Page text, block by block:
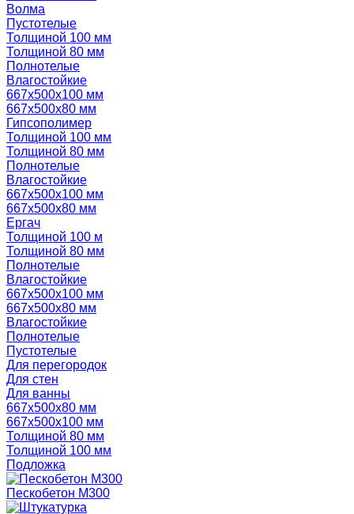
Волма
Пустотелые
Толщиной 100 мм
Толщиной 80 мм
Полнотелые
Влагостойкие
667х500х100 мм
667х500х80 мм
Гипсополимер
Толщиной 100 мм
Толщиной 80 мм
Полнотелые
Влагостойкие
667х500х100 мм
667х500х80 мм
Ергач
Толщиной 100 м
Толщиной 80 мм
Полнотелые
Влагостойкие
667х500х100 мм
667х500х80 мм
Влагостойкие
Полнотелые
Пустотелые
Для перегородок
Для стен
Для ванны
667х500х80 мм
667х500х100 мм
Толщиной 80 мм
Толщиной 100 мм
Подложка
Пескобетон М300